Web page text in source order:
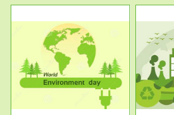
服务范围
VOCs在线监测
根据《重点区域大气污染防
治“十二五”规划》有机废气净化